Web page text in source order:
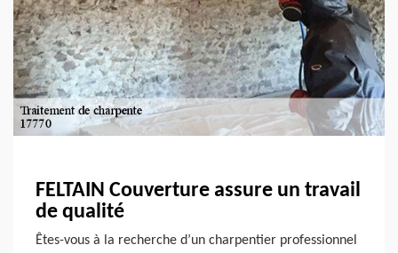
FELTAIN Couverture assure un travail
de qualité
Êtes-vous à la recherche d’un charpentier professionnel